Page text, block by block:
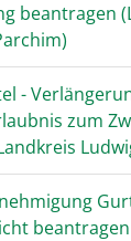
beantragen
-
zum